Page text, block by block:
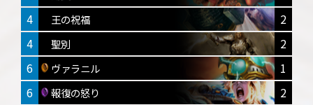
4
王の祝福
2
4
聖別
2
6
ヴァラニル
1
6
報復の怒り
2